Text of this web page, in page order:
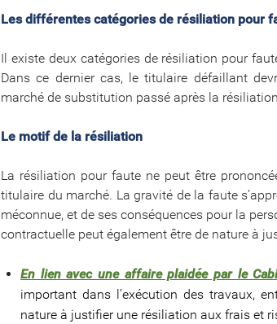
Les différentes catégories de résiliation pour
Il existe deux catégories de résiliation pour
Dans ce dernier cas, le titulaire défaillant
marché de substitution passé après la
Le motif de la résiliation
La résiliation pour faute ne peut être
titulaire du marché. La gravité de la faute
méconnue, et de ses conséquences pour la
contractuelle peut également être de nature à
En lien avec une affaire plaidée par le
important dans l’exécution des travaux,
nature à justifier une résiliation aux frais et